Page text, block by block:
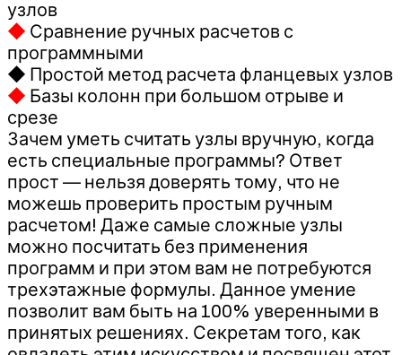
узлов
◆ Сравнение ручных расчетов с
программными
◆ Простой метод расчета фланцевых узлов
◆ Базы колонн при большом отрыве и
срезе
Зачем уметь считать узлы вручную, когда
есть специальные программы? Ответ
прост — нельзя доверять тому, что не
можешь проверить простым ручным
расчетом! Даже самые сложные узлы
можно посчитать без применения
программ и при этом вам не потребуются
трехэтажные формулы. Данное умение
позволит вам быть на 100% уверенными в
принятых решениях. Секретам того, как